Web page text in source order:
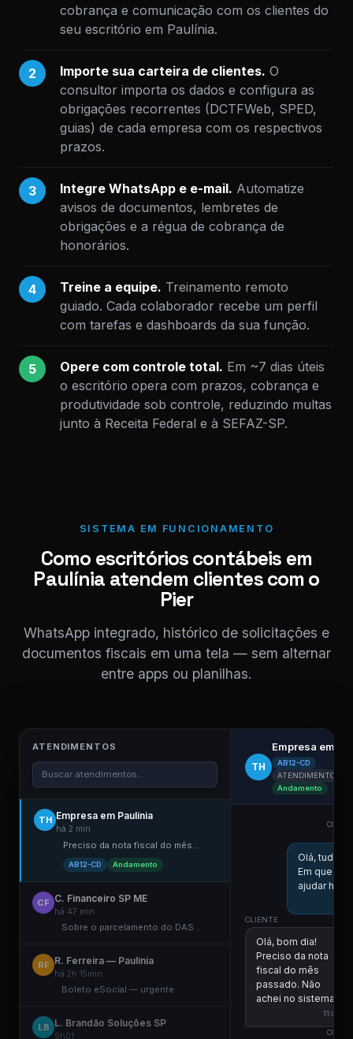
cobrança e comunicação com os clientes do
seu escritório em Paulínia.
2 Importe sua carteira de clientes. O
consultor importa os dados e configura as
obrigações recorrentes (DCTFWeb, SPED,
guias) de cada empresa com os respectivos
prazos.
3 Integre WhatsApp e e-mail. Automatize
avisos de documentos, lembretes de
obrigações e a régua de cobrança de
honorários.
4 Treine a equipe. Treinamento remoto
guiado. Cada colaborador recebe um perfil
com tarefas e dashboards da sua função.
5 Opere com controle total. Em ~7 dias úteis
o escritório opera com prazos, cobrança e
produtividade sob controle, reduzindo multas
junto à Receita Federal e à SEFAZ-SP.
SISTEMA EM FUNCIONAMENTO
Como escritórios contábeis em
Paulínia atendem clientes com o
Pier
WhatsApp integrado, histórico de solicitações e
documentos fiscais em uma tela — sem alternar
entre apps ou planilhas.
ATENDIMENTOS
Buscar atendimentos...
TH Empresa em Paulínia
há 2 min
Preciso da nota fiscal do mês...
AB12-CD Andamento
CF C. Financeiro SP ME
há 47 min
Sobre o parcelamento do DAS...
RF R. Ferreira — Paulínia
há 2h 15min
Boleto eSocial — urgente
LB L. Brandão Soluções SP
9h01
TH
Empresa em
AB12-CD
ATENDIMENTO
Andamento
Olá, tudo
Em que
ajudar hoje?
CLIENTE
Olá, bom dia!
Preciso da nota
fiscal do mês
passado. Não
achei no sistema.
11:00